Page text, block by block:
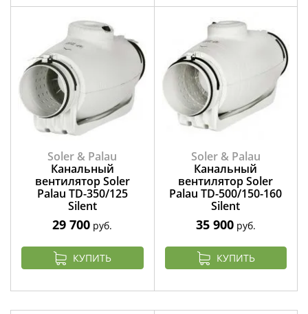
Soler & Palau
Канальный
вентилятор Soler
Palau TD-350/125
Silent
29 700 руб.
КУПИТЬ
Soler & Palau
Канальный
вентилятор Soler
Palau TD-500/150-160
Silent
35 900руб.
КУПИТЬ